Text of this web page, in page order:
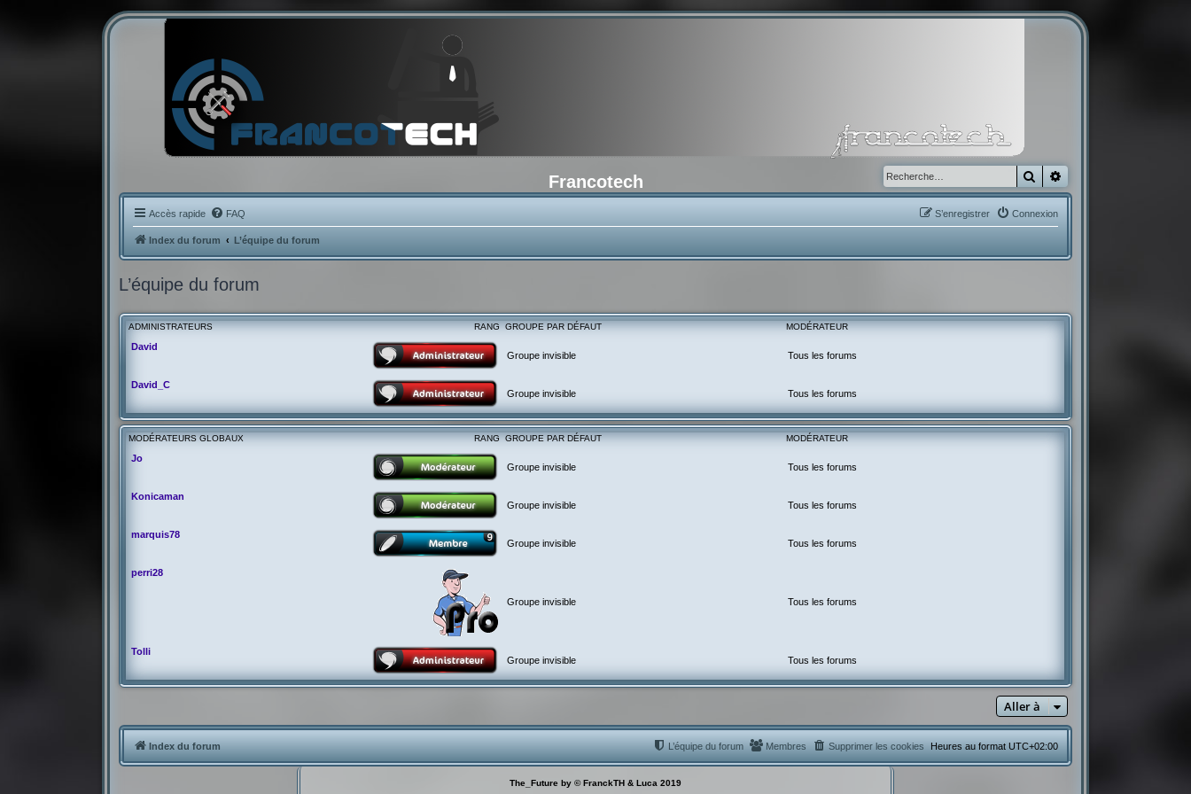
Francotech Rechercher
Accès rapide FAQ Connexion
S’enregistrer
Index du forum L’équipe du forum
L’équipe du forum
RANG
ADMINISTRATEURS GROUPE PAR DÉFAUT MODÉRATEUR
David
Groupe invisible
Tous les forums
David_C
Groupe invisible
Tous les forums
RANG
MODÉRATEURS GLOBAUX GROUPE PAR DÉFAUT MODÉRATEUR
Jo
Groupe invisible
Tous les forums
Konicaman
Groupe invisible
Tous les forums
marquis78
Groupe invisible
Tous les forums
perri28
Groupe invisible Tous les forums
Tolli
Groupe invisible
Tous les forums
Aller à
Index du forum Heures au format UTC+02:00
Supprimer les cookies
Membres
L’équipe du forum
The_Future by © FranckTH & Luca 2019